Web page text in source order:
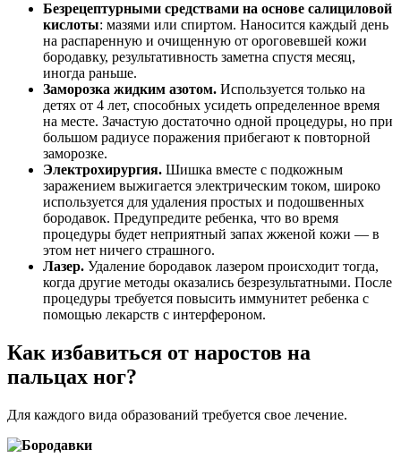
Безрецептурными средствами на основе салициловой
кислоты: мазями или спиртом. Наносится каждый день
на распаренную и очищенную от ороговевшей кожи
бородавку, результативность заметна спустя месяц,
иногда раньше.
Заморозка жидким азотом. Используется только на
детях от 4 лет, способных усидеть определенное время
на месте. Зачастую достаточно одной процедуры, но при
большом радиусе поражения прибегают к повторной
заморозке.
Электрохирургия. Шишка вместе с подкожным
заражением выжигается электрическим током, широко
используется для удаления простых и подошвенных
бородавок. Предупредите ребенка, что во время
процедуры будет неприятный запах жженой кожи — в
этом нет ничего страшного.
Лазер. Удаление бородавок лазером происходит тогда,
когда другие методы оказались безрезультатными. После
процедуры требуется повысить иммунитет ребенка с
помощью лекарств с интерфероном.
Как избавиться от наростов на
пальцах ног?
Для каждого вида образований требуется свое лечение.